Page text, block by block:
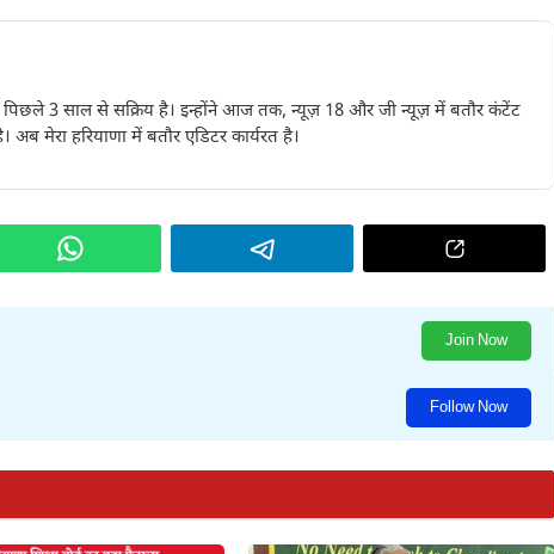
में पिछले 3 साल से सक्रिय है। इन्होंने आज तक, न्यूज़ 18 और जी न्यूज़ में बतौर कंटेंट
मेरा हरियाणा में बतौर एडिटर कार्यरत है।
Join Now
Follow Now